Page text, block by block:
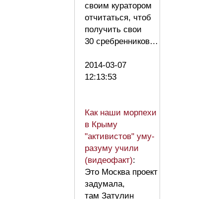
своим куратором
отчитаться, чтоб
получить свои
30 сребренников…
2014-03-07
12:13:53
Как наши морпехи
в Крыму
"активистов" уму-
разуму учили
(видеофакт):
Это Москва проект
задумала,
там Затулин